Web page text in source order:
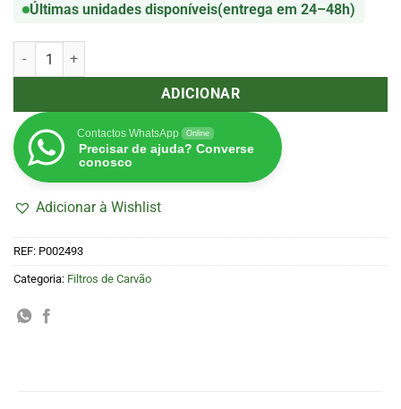
Últimas unidades disponíveis(entrega em 24–48h)
Quantidade de Filtro Pure Filter 100/200mm (300m3/h)
ADICIONAR
Contactos WhatsApp Online
Precisar de ajuda? Converse
conosco
Adicionar à Wishlist
REF: P002493
Categoria: Filtros de Carvão